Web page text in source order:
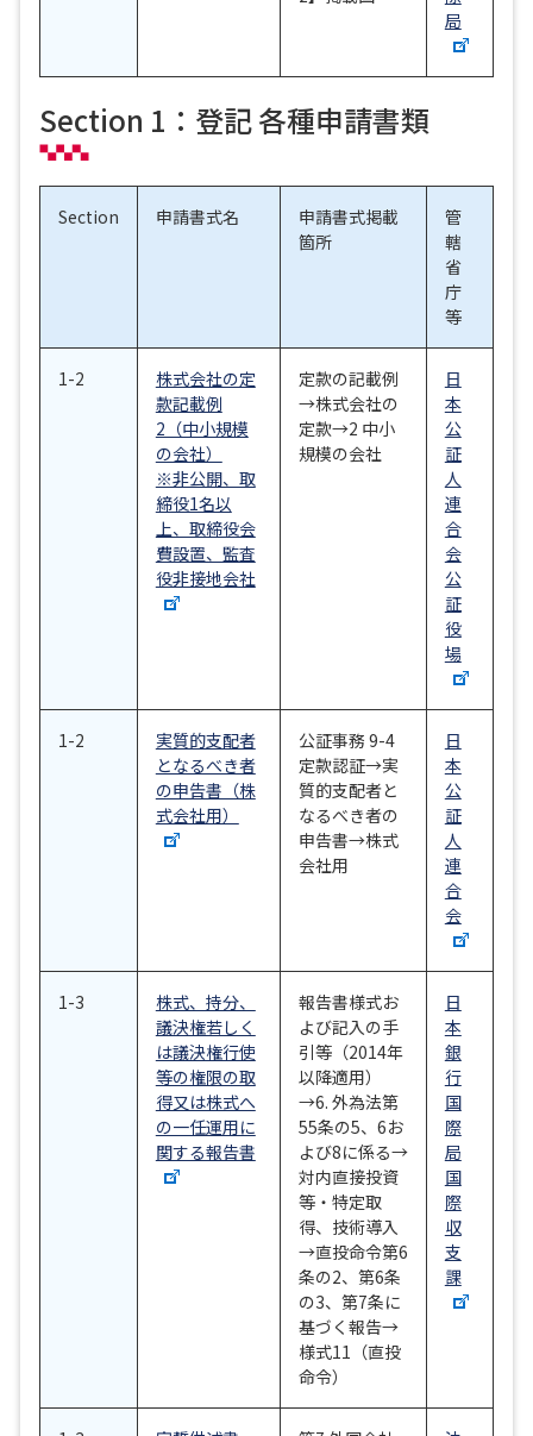
局
Section 1：登記 各種申請書類
Section 申請書式名
申請書式掲載
箇所
管
轄
省
庁
等
1-2
株式会社の定
款記載例
2（中小規模
の会社）
※非公開、取
締役1名以
上、取締役会
費設置、監査
役非接地会社
定款の記載例
→株式会社の
定款→2 中小
規模の会社
日
本
公
証
人
連
合
会
公
証
役
場
1-2
実質的支配者
となるべき者
の申告書（株
式会社用）
公証事務 9-4
定款認証→実
質的支配者と
なるべき者の
申告書→株式
会社用
日
本
公
証
人
連
合
会
1-3
株式、持分、
議決権若しく
は議決権行使
等の権限の取
得又は株式へ
の一任運用に
関する報告書
報告書様式お
よび記入の手
引等（2014年
以降適用）
→6. 外為法第
55条の5、6お
よび8に係る→
対内直接投資
等・特定取
得、技術導入
→直投命令第6
条の2、第6条
の3、第7条に
基づく報告→
様式11（直投
命令）
日
本
銀
行
国
際
局
国
際
収
支
課